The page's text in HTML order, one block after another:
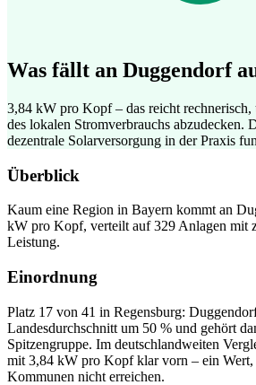
Was fällt an Duggendorf
3,84 kW pro Kopf – das reicht rechnerisch,
des lokalen Stromverbrauchs abzudecken.
dezentrale Solarversorgung in der Praxis
Überblick
Kaum eine Region in Bayern kommt an
kW pro Kopf, verteilt auf 329 Anlagen mit
Leistung.
Einordnung
Platz 17 von 41 in Regensburg:
Landesdurchschnitt um 50 % und gehört
Spitzengruppe. Im deutschlandweiten
mit 3,84 kW pro Kopf klar vorn – ein Wert,
Kommunen nicht erreichen.